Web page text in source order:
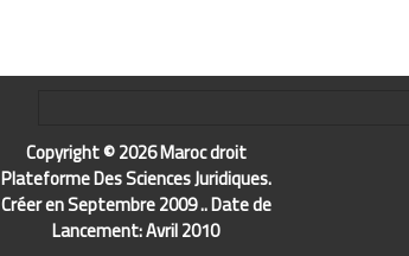
Copyright © 2026 Maroc droit
Plateforme Des Sciences Juridiques.
Créer en Septembre 2009 .. Date de
Lancement: Avril 2010